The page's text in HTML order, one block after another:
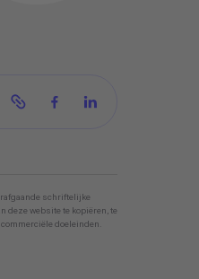
schriftelijke
deze website te kopiëren, te
doeleinden.